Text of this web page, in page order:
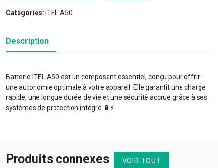
Catégories: ITEL A50
Description
Batterie ITEL A50 est un composant essentiel, conçu pour offrir
une autonomie optimale à votre appareil. Elle garantit une charge
rapide, une longue durée de vie et une sécurité accrue grâce à ses
systèmes de protection intégré 🔋⚡️
Produits connexes VOIR TOUT